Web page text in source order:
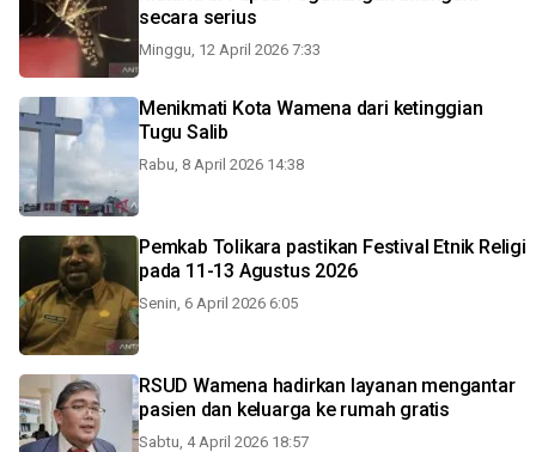
secara serius
Minggu, 12 April 2026 7:33
Menikmati Kota Wamena dari ketinggian
Tugu Salib
Rabu, 8 April 2026 14:38
Pemkab Tolikara pastikan Festival Etnik Religi
pada 11-13 Agustus 2026
Senin, 6 April 2026 6:05
RSUD Wamena hadirkan layanan mengantar
pasien dan keluarga ke rumah gratis
Sabtu, 4 April 2026 18:57